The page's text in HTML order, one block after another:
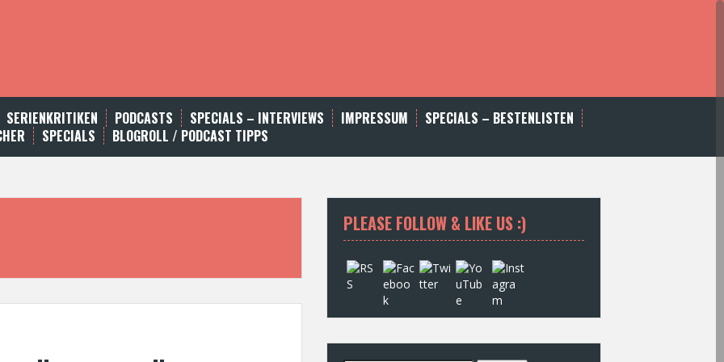
SERIENKRITIKEN PODCASTS SPECIALS – INTERVIEWS IMPRESSUM
SPECIALS – BESTENLISTEN
SPECIALS BLOGROLL / PODCAST TIPPS
PLEASE FOLLOW & LIKE US :)